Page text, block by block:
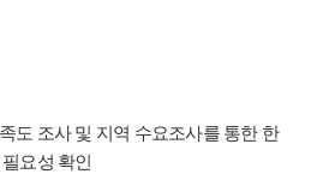
도 조사 및 지역 수요조사를 통한 한
요성 확인